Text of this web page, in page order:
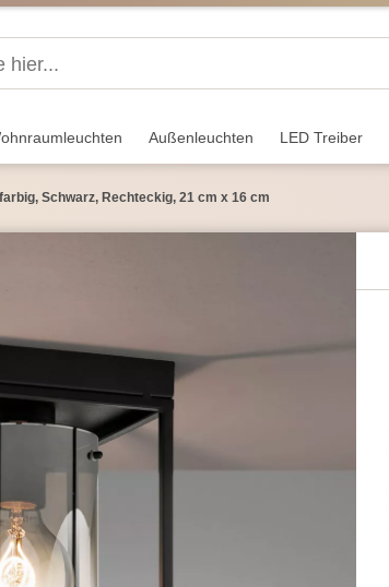
Außen­leuchten LED Treiber
Schwarz, Rechteckig, 21 cm x 16 cm